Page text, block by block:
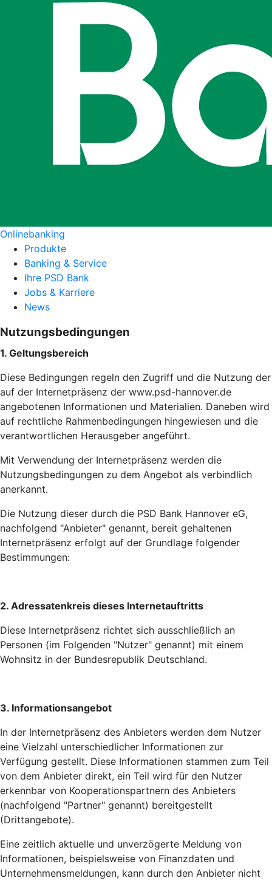
Onlinebanking
Produkte
Banking & Service
Ihre PSD Bank
Jobs & Karriere
News
Nutzungsbedingungen
1. Geltungsbereich
Diese Bedingungen regeln den Zugriff und die Nutzung der
auf der Internetpräsenz der www.psd-hannover.de
angebotenen Informationen und Materialien. Daneben wird
auf rechtliche Rahmenbedingungen hingewiesen und die
verantwortlichen Herausgeber angeführt.
Mit Verwendung der Internetpräsenz werden die
Nutzungsbedingungen zu dem Angebot als verbindlich
anerkannt.
Die Nutzung dieser durch die PSD Bank Hannover eG,
nachfolgend "Anbieter" genannt, bereit gehaltenen
Internetpräsenz erfolgt auf der Grundlage folgender
Bestimmungen:
2. Adressatenkreis dieses Internetauftritts
Diese Internetpräsenz richtet sich ausschließlich an
Personen (im Folgenden "Nutzer" genannt) mit einem
Wohnsitz in der Bundesrepublik Deutschland.
3. Informationsangebot
In der Internetpräsenz des Anbieters werden dem Nutzer
eine Vielzahl unterschiedlicher Informationen zur
Verfügung gestellt. Diese Informationen stammen zum Teil
von dem Anbieter direkt, ein Teil wird für den Nutzer
erkennbar von Kooperationspartnern des Anbieters
(nachfolgend "Partner" genannt) bereitgestellt
(Drittangebote).
Eine zeitlich aktuelle und unverzögerte Meldung von
Informationen, beispielsweise von Finanzdaten und
Unternehmensmeldungen, kann durch den Anbieter nicht